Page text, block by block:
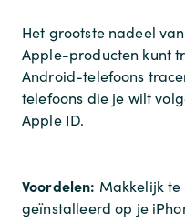
Het grootste nadeel
Apple-producten kunt
Android-telefoons
telefoons die je wilt
Apple ID.
Voordelen: Makkelijk
geïnstalleerd op je